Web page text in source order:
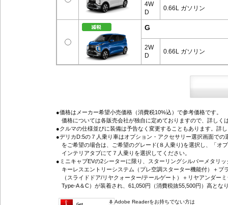
4W
D
0.66L ガソリン
G
2W
D
0.66L ガソリン
●価格はメーカー希望小売価格（消費税10%込）で参考価格です。
価格については各販売会社が独自に定めておりますので、詳しく
●クルマの仕様並びに装備は予告なく変更することもあります。詳
●デリカD:5の７人乗り車はオプション・アクセサリー選択画面での
をご希望の場合は、ご希望のグレード(８人乗り)を選択し、「オ
インテリアタブにて７人乗りを選択してください。
●ミニキャブEVの2シーターに限り、スターリングシルバーメタリ
キーレスエントリーシステム（プレ空調スターター機能付）＋プ
（スライドドア/リヤクォーター/テールゲート）＋リヤアンダー
Type-A＆C）が装着され、61,050円（消費税抜55,500円）高とな
Adobe Readerをお持ちでない方は